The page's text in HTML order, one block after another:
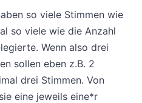
so viele Stimmen wie
so viele wie die Anzahl
Wenn also drei
sollen eben z.B. 2
drei Stimmen. Von
eine jeweils eine*r